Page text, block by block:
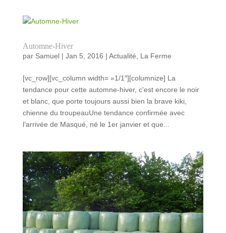
Automne-Hiver
par Samuel| Jan 5, 2016 | Actualité La Ferme
[vc_row][vc_column width= »1/1″][columnize] La
tendance pour cette automne-hiver, c’est encore le noir
et blanc, que porte toujours aussi bien la brave kiki,
chienne du troupeauUne tendance confirmée avec
l’arrivée de Masqué, né le 1er janvier et que...